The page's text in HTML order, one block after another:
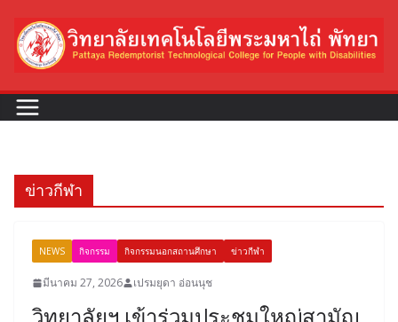
content
ข่าวกีฬา
NEWS กิจกรรม กิจกรรมนอกสถานศึกษา ข่าวกีฬา
มีนาคม 27, 2026 เปรมยุดา อ่อนนุช